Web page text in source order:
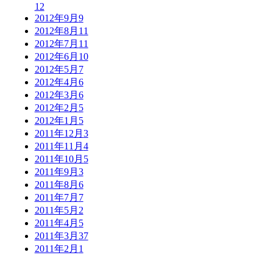
12
2012年9月 9
2012年8月 11
2012年7月 11
2012年6月 10
2012年5月 7
2012年4月 6
2012年3月 6
2012年2月 5
2012年1月 5
2011年12月 3
2011年11月 4
2011年10月 5
2011年9月 3
2011年8月 6
2011年7月 7
2011年5月 2
2011年4月 5
2011年3月 37
2011年2月 1